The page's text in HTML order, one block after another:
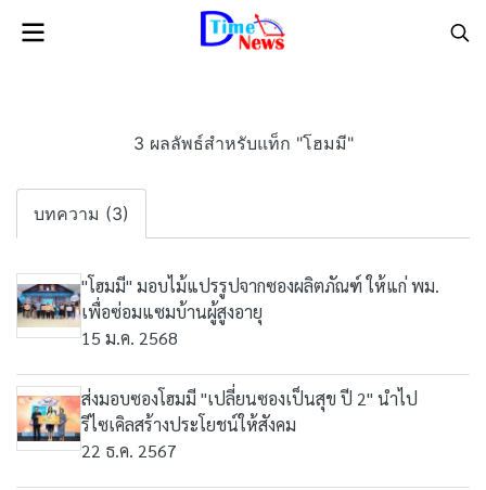
3 ผลลัพธ์สำหรับแท็ก "โฮมมี"
บทความ (3)
"โฮมมี" มอบไม้แปรรูปจากซองผลิตภัณฑ์ ให้แก่ พม.
เพื่อซ่อมแซมบ้านผู้สูงอายุ
15 ม.ค. 2568
ส่งมอบซองโฮมมี "เปลี่ยนซองเป็นสุข ปี 2" นำไป
รีไซเคิลสร้างประโยชน์ให้สังคม
22 ธ.ค. 2567